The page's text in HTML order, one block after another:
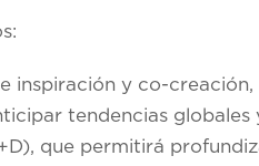
inspiración y co-
tendencias globales
que permitirá